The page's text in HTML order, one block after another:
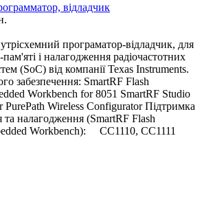
відладчик
програматор-відладчик, для
і налагодження радіочастотних
(SoC) від компанії Texas Instruments.
забезпечення: SmartRF Flash
Workbench for 8051 SmartRF Studio
PurePath Wireless Configurator Підтримка
та налагодження (SmartRF Flash
Workbench): CC1110, CC1111